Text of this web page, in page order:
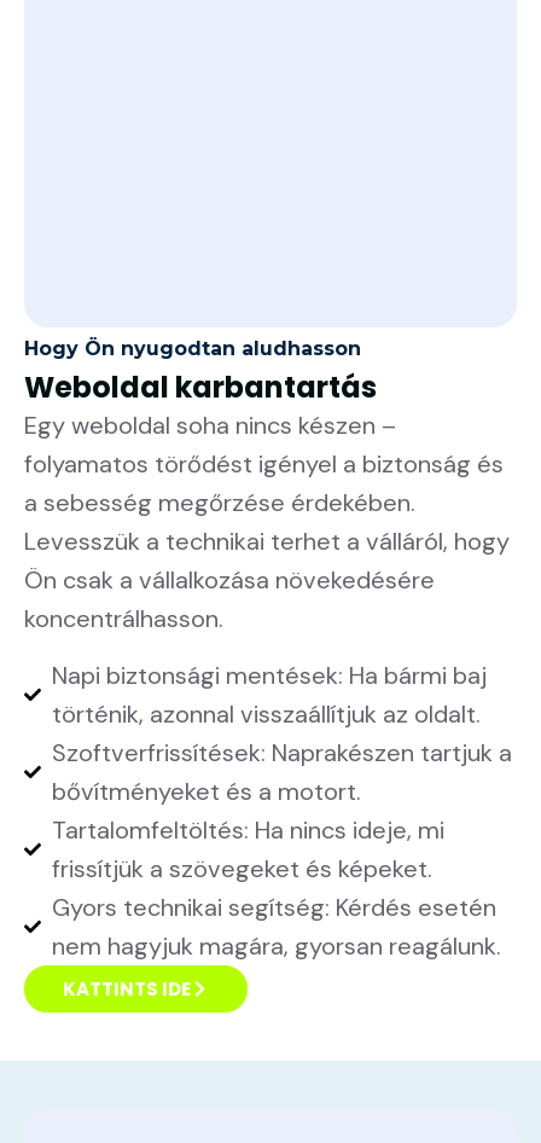
Hogy Ön nyugodtan aludhasson
Weboldal karbantartás
Egy weboldal soha nincs készen –
folyamatos törődést igényel a biztonság és
a sebesség megőrzése érdekében.
Levesszük a technikai terhet a válláról, hogy
Ön csak a vállalkozása növekedésére
koncentrálhasson.
Napi biztonsági mentések: Ha bármi baj
történik, azonnal visszaállítjuk az oldalt.
Szoftverfrissítések: Naprakészen tartjuk a
bővítményeket és a motort.
Tartalomfeltöltés: Ha nincs ideje, mi
frissítjük a szövegeket és képeket.
Gyors technikai segítség: Kérdés esetén
nem hagyjuk magára, gyorsan reagálunk.
KATTINTS IDE